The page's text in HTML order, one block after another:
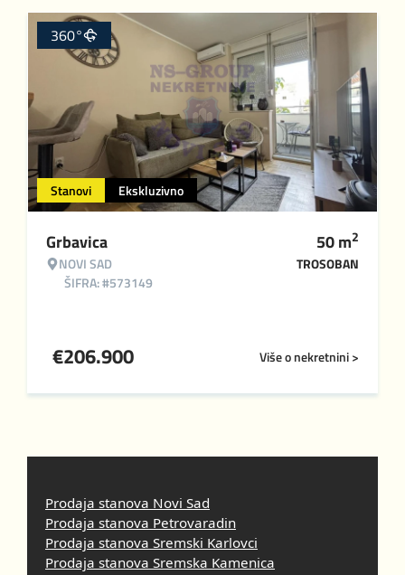
Stanovi Ekskluzivno
360°
Grbavica
NOVI SAD
ŠIFRA: #573149
50m2
TROSOBAN
Više o nekretnini >
€206.900
Prodaja stanova Novi Sad
Prodaja stanova Petrovaradin
Prodaja stanova Sremski Karlovci
Prodaja stanova Sremska Kamenica